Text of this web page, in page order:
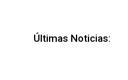
Últimas Noticias: